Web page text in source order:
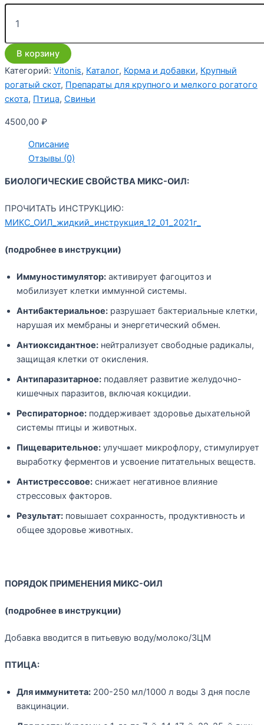
В корзину
Категорий: Vitonis, Каталог, Корма и добавки, Крупный
рогатый скот, Препараты для крупного и мелкого рогатого
скота, Птица, Свиньи
4500,00 ₽
Описание
Отзывы (0)
БИОЛОГИЧЕСКИЕ СВОЙСТВА МИКС-ОИЛ:
ПРОЧИТАТЬ ИНСТРУКЦИЮ:
МИКС_ОИЛ_жидкий_инструкция_12_01_2021г_
(подробнее в инструкции)
Иммуностимулятор: активирует фагоцитоз и
мобилизует клетки иммунной системы.
Антибактериальное: разрушает бактериальные клетки,
нарушая их мембраны и энергетический обмен.
Антиоксидантное: нейтрализует свободные радикалы,
защищая клетки от окисления.
Антипаразитарное: подавляет развитие желудочно-
кишечных паразитов, включая кокцидии.
Респираторное: поддерживает здоровье дыхательной
системы птицы и животных.
Пищеварительное: улучшает микрофлору, стимулирует
выработку ферментов и усвоение питательных веществ.
Антистрессовое: снижает негативное влияние
стрессовых факторов.
Результат: повышает сохранность, продуктивность и
общее здоровье животных.
ПОРЯДОК ПРИМЕНЕНИЯ МИКС-ОИЛ
(подробнее в инструкции)
Добавка вводится в питьевую воду/молоко/ЗЦМ
ПТИЦА:
Для иммунитета: 200-250 мл/1000 л воды 3 дня после
вакцинации.